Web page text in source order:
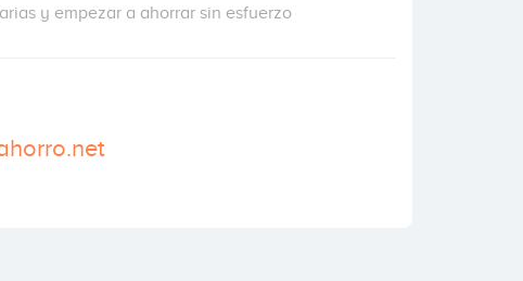
y empezar a ahorrar sin esfuerzo